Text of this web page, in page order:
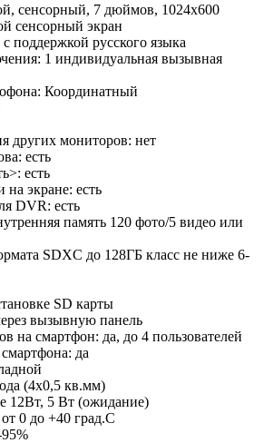
сенсорный, 7 дюймов, 1024х600
сенсорный экран
поддержкой русского языка
1 индивидуальная вызывная
Координатный
других мониторов: нет
есть
есть
экране: есть
DVR: есть
память 120 фото/5 видео или
SDXC до 128ГБ класс не ниже 6-
SD карты
вызывную панель
на смартфон: да, до 4 пользователей
да
(4х0,5 кв.мм)
12Вт, 5 Вт (ожидание)
0 до +40 град.С